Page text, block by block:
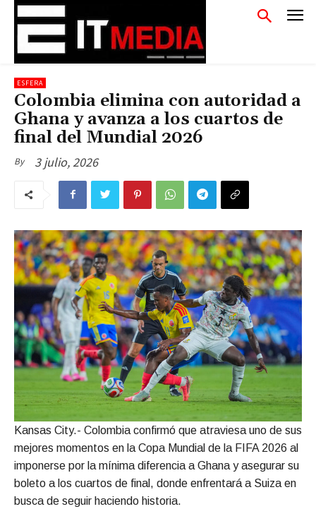
ESFERA
Colombia elimina con autoridad a
Ghana y avanza a los cuartos de
final del Mundial 2026
By 3 julio, 2026
Kansas City.- Colombia confirmó que atraviesa uno de sus
mejores momentos en la Copa Mundial de la FIFA 2026 al
imponerse por la mínima diferencia a Ghana y asegurar su
boleto a los cuartos de final, donde enfrentará a Suiza en
busca de seguir haciendo historia.